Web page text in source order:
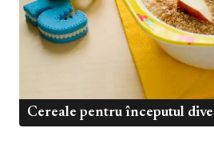
Cereale pentru începutul